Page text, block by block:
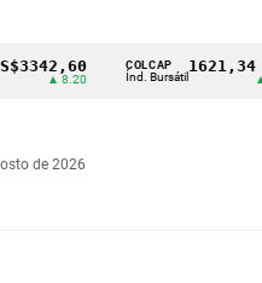
COLCAP
Índ. Bursátil
1621,34 pts
de 2026